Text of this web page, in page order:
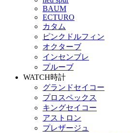
BAUM
ECTURO
カタム
ピンクドルフィン
オクターブ
インセンブレ
プルーブ
WATCH時計
グランドセイコー
プロスペックス
キングセイコー
アストロン
プレザージュ